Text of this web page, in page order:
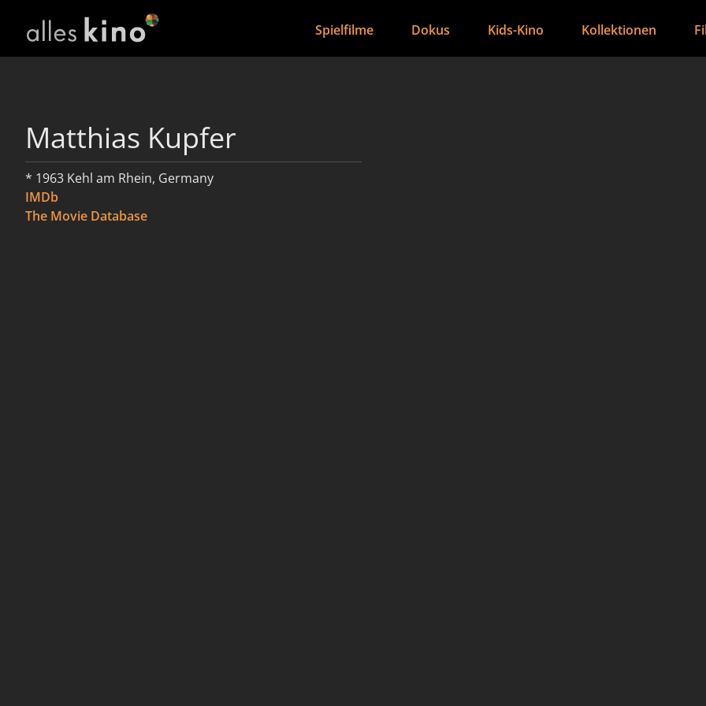
Spielfilme Dokus Kids-Kino Kollektionen
Matthias Kupfer
* 1963 Kehl am Rhein, Germany
IMDb
The Movie Database